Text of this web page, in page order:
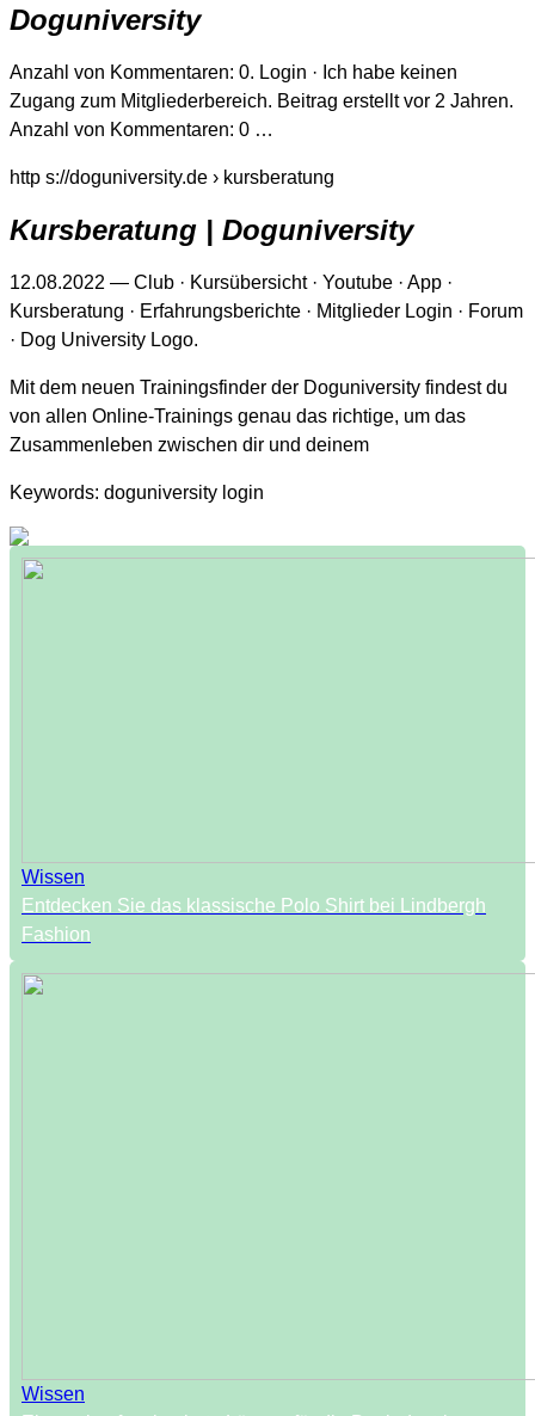
Doguniversity
Anzahl von Kommentaren: 0. Login · Ich habe keinen
Zugang zum Mitgliederbereich. Beitrag erstellt vor 2 Jahren.
Anzahl von Kommentaren: 0 …
http s://doguniversity.de › kursberatung
Kursberatung | Doguniversity
12.08.2022 — Club · Kursübersicht · Youtube · App ·
Kursberatung · Erfahrungsberichte · Mitglieder Login · Forum
· Dog University Logo.
Mit dem neuen Trainingsfinder der Doguniversity findest du
von allen Online-Trainings genau das richtige, um das
Zusammenleben zwischen dir und deinem
Keywords: doguniversity login
Wissen
Entdecken Sie das klassische Polo Shirt bei Lindbergh
Fashion
Wissen